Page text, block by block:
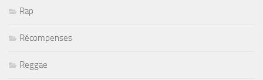
Rap
Récompenses
Reggae